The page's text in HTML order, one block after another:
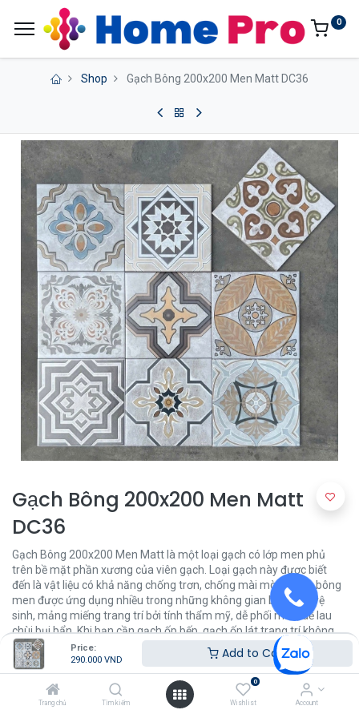
Price:
290.000 VND Add to Cart
Trang chủ Tìm kiếm
0
Wishlist Account
0
Shop Gạch Bông 200x200 Men Matt DC36
Gạch Bông 200x200 Men Matt
DC36
Gạch Bông 200x200 Men Matt là một loại gạch có lớp men phủ
trên bề mặt phần xương của viên gạch. Loại gạch này được biết
đến là vật liệu có khả năng chống trơn, chống mài mòn. Gạch bông
men được ứng dụng nhiều trong những không gian bếp, nhà vệ
sinh, mảng miếng trang trí bởi tính thẩm mỹ, dễ phối màu, dễ lau
chùi bụi bẩn. Khi bạn cần gạch ốp bếp, gạch ốp lát trang trí không
gian quán cafe, sapa, ốp lát nhà tắm thì gạch bông men sẽ là 1 lựa
chọn đầy thú vị cho ngôi nhà của bạn.
290.000 VND